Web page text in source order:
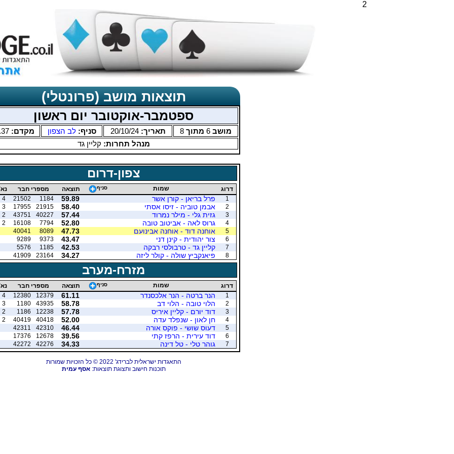
2
תוצאות מושב (פרונטלי)
ספטמבר-אוקטובר יום ראשון
מושב 6 מתוך 8 תאריך:20/10/24 סניף:לב הצפון מקדם:
מנהל תחרות: קליין גד
צפון-דרום
דרוג שמות סניף תוצאה מספרי חבר
1
פרל בריאן - קורן אשר 59.89
1184
21502
4
2
אבמן טוביה - זיסו אסתי 58.40
21915
17955
3
3
גזית גלי - מילר נמרוד 57.44
40227
43751
2
4
גרוס לאה - אביטוב טובה 52.80
7794
16108
2
5
אוחנה דוד - אוחנה אבינועם 47.73
8089
40041
6
צור יהודית - קינן דני 43.47
9373
9289
7
קליין גד - טרבולסי רבקה 42.53
1185
5576
8
פיאנקביץ שולה - קולר ליזה 34.27
23164
41909
מזרח-מערב
דרוג שמות סניף תוצאה מספרי חבר
1
הנר ברטה - הנר אלכסנדר 61.11
12379
12380
4
2
הלוי טובה - הלוי דב 58.78
43935
1180
3
3
דוד יורם - קליין איריס 57.78
12238
1186
2
4
חן לאון - שנפלד עדה 52.00
40418
40419
2
5
דעוס שושי - פוקס אורה 46.44
42310
42311
6
דוד עירית - הרפז קתי 39.56
12678
17376
7
גוהר טלי - טל דינה 34.33
42276
42272
התאגדות ישראלית לברידג' 2022 © כל הזכויות שמורות
תוכנות חישוב ותצוגת תוצאות:אסף עמית